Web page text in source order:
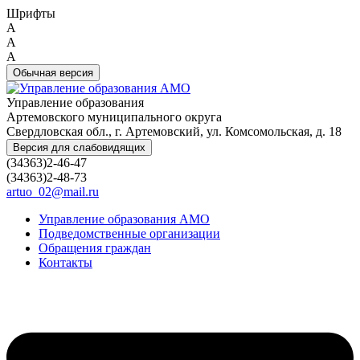
Шрифты
A
A
A
Обычная версия
Управление образования
Артемовского муниципального округа
Свердловская обл., г. Артемовский, ул. Комсомольская, д. 18
Версия для слабовидящих
(34363)2-46-47
(34363)2-48-73
artuo_02@mail.ru
Управление образования АМО
Подведомственные организации
Обращения граждан
Контакты